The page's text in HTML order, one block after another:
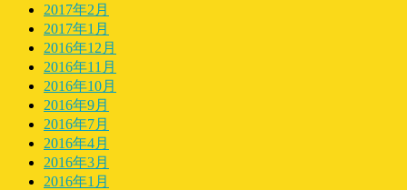
2017年2月
2017年1月
2016年12月
2016年11月
2016年10月
2016年9月
2016年7月
2016年4月
2016年3月
2016年1月